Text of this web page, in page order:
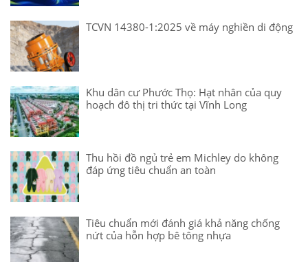
TCVN 14380-1:2025 về máy nghiền di động
Khu dân cư Phước Thọ: Hạt nhân của quy
hoạch đô thị tri thức tại Vĩnh Long
Thu hồi đồ ngủ trẻ em Michley do không
đáp ứng tiêu chuẩn an toàn
Tiêu chuẩn mới đánh giá khả năng chống
nứt của hỗn hợp bê tông nhựa